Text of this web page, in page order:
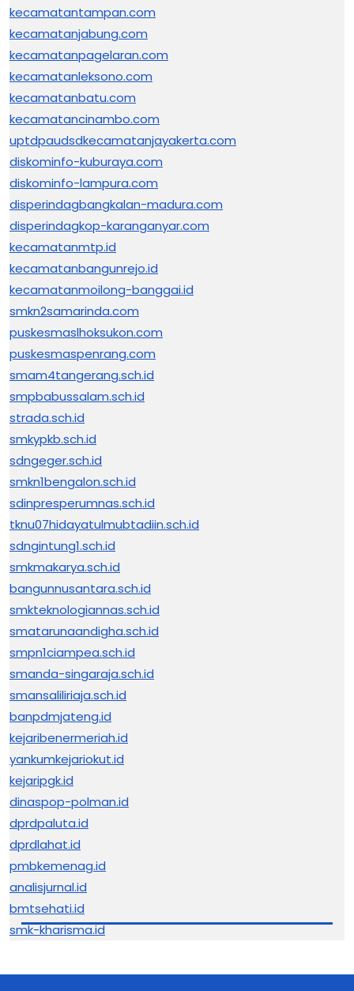
kecamatantampan.com
kecamatanjabung.com
kecamatanpagelaran.com
kecamatanleksono.com
kecamatanbatu.com
kecamatancinambo.com
uptdpaudsdkecamatanjayakerta.com
diskominfo-kuburaya.com
diskominfo-lampura.com
disperindagbangkalan-madura.com
disperindagkop-karanganyar.com
kecamatanmtp.id
kecamatanbangunrejo.id
kecamatanmoilong-banggai.id
smkn2samarinda.com
puskesmaslhoksukon.com
puskesmaspenrang.com
smam4tangerang.sch.id
smpbabussalam.sch.id
strada.sch.id
smkypkb.sch.id
sdngeger.sch.id
smkn1bengalon.sch.id
sdinpresperumnas.sch.id
tknu07hidayatulmubtadiin.sch.id
sdngintung1.sch.id
smkmakarya.sch.id
bangunnusantara.sch.id
smkteknologiannas.sch.id
smatarunaandigha.sch.id
smpn1ciampea.sch.id
smanda-singaraja.sch.id
smansaliliriaja.sch.id
banpdmjateng.id
kejaribenermeriah.id
yankumkejariokut.id
kejaripgk.id
dinaspop-polman.id
dprdpaluta.id
dprdlahat.id
pmbkemenag.id
analisjurnal.id
bmtsehati.id
smk-kharisma.id